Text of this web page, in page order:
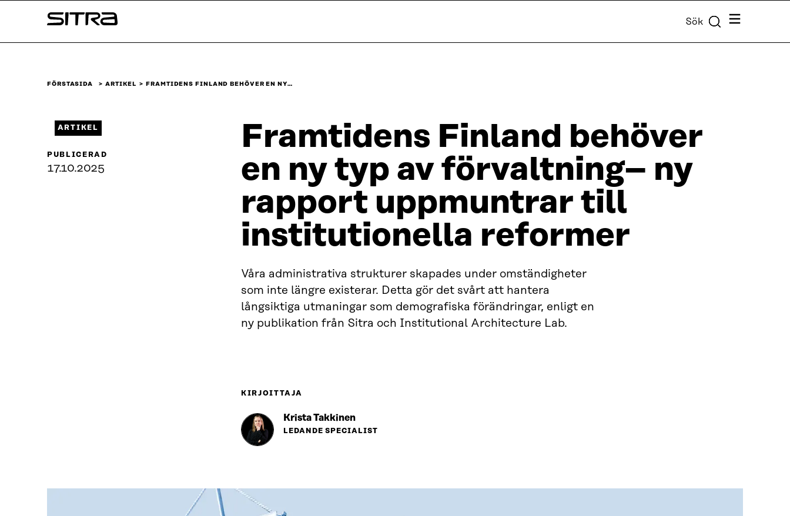
↓
Sitra Sök Meny
FÖRSTASIDA ARTIKEL FRAMTIDENS FINLAND BEHÖVER EN NY…
Framtidens Finland behöver
en ny typ av förvaltning– ny
rapport uppmuntrar till
institutionella reformer
Våra administrativa strukturer skapades under omständigheter
som inte längre existerar. Detta gör det svårt att hantera
långsiktiga utmaningar som demografiska förändringar, enligt en
ny publikation från Sitra och Institutional Architecture Lab.
ARTIKEL
PUBLICERAD
17.10.2025
KIRJOITTAJA
Krista Takkinen
LEDANDE SPECIALIST